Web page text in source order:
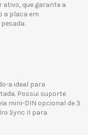
ativo, que garante a
a placa em
a ideal para
Possui suporte
mini-DIN opcional de 3
Sync II para